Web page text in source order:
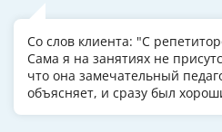
Со слов клиента: "С
Сама я на занятиях не
что она замечательный
объясняет, и сразу был